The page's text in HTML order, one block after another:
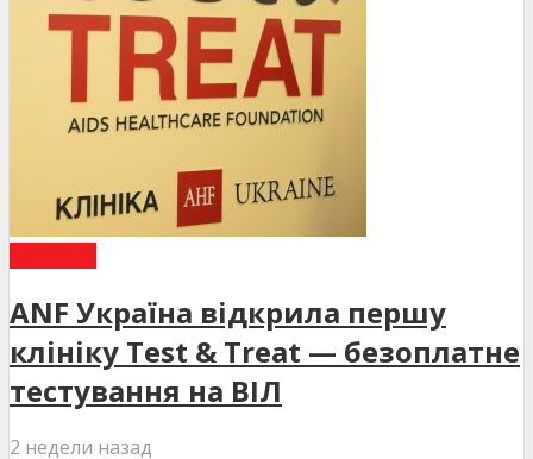
ANF Україна відкрила першу
клініку Test & Treat — безоплатне
тестування на ВІЛ
2 недели назад